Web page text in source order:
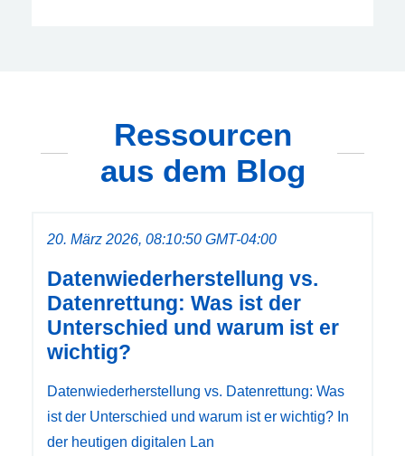
Ressourcen
aus dem Blog
20. März 2026, 08:10:50 GMT-04:00
Datenwiederherstellung vs.
Datenrettung: Was ist der
Unterschied und warum ist er
wichtig?
Datenwiederherstellung vs. Datenrettung: Was
ist der Unterschied und warum ist er wichtig? In
der heutigen digitalen Lan